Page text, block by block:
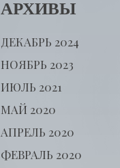
АРХИВЫ
ДЕКАБРЬ 2024
НОЯБРЬ 2023
ИЮЛЬ 2021
МАЙ 2020
АПРЕЛЬ 2020
ФЕВРАЛЬ 2020